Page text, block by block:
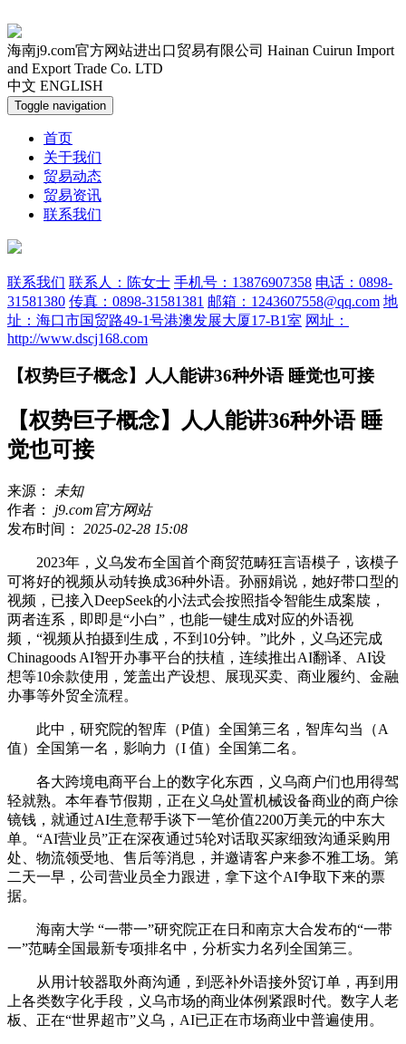
海南j9.com官方网站进出口贸易有限公司 Hainan Cuirun Import
and Export Trade Co. LTD
中文 ENGLISH
Toggle navigation
首页
关于我们
贸易动态
贸易资讯
联系我们
联系我们 联系人：陈女士 手机号：13876907358 电话：0898-
31581380 传真：0898-31581381 邮箱：1243607558@qq.com 地
址：海口市国贸路49-1号港澳发展大厦17-B1室 网址：
http://www.dscj168.com
【权势巨子概念】人人能讲36种外语 睡觉也可接
【权势巨子概念】人人能讲36种外语 睡
觉也可接
来源：
未知
作者： j9.com官方网站
发布时间： 2025-02-28 15:08
2023年，义乌发布全国首个商贸范畴狂言语模子，该模子
可将好的视频从动转换成36种外语。孙丽娟说，她好带口型的
视频，已接入DeepSeek的小法式会按照指令智能生成案牍，
两者连系，即即是“小白”，也能一键生成对应的外语视
频，“视频从拍摄到生成，不到10分钟。”此外，义乌还完成
Chinagoods AI智开办事平台的扶植，连续推出AI翻译、AI设
想等10余款使用，笼盖出产设想、展现买卖、商业履约、金融
办事等外贸全流程。
此中，研究院的智库（P值）全国第三名，智库勾当（A
值）全国第一名，影响力（I 值）全国第二名。
各大跨境电商平台上的数字化东西，义乌商户们也用得驾
轻就熟。本年春节假期，正在义乌处置机械设备商业的商户徐
镜钱，就通过AI生意帮手谈下一笔价值2200万美元的中东大
单。“AI营业员”正在深夜通过5轮对话取买家细致沟通采购用
处、物流领受地、售后等消息，并邀请客户来参不雅工场。第
二天一早，公司营业员全力跟进，拿下这个AI争取下来的票
据。
海南大学 “一带一”研究院正在日和南京大合发布的“一带
一”范畴全国最新专项排名中，分析实力名列全国第三。
从用计较器取外商沟通，到恶补外语接外贸订单，再到用
上各类数字化手段，义乌市场的商业体例紧跟时代。数字人老
板、正在“世界超市”义乌，AI已正在市场商业中普遍使用。